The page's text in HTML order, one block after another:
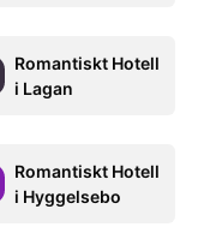
Romantiskt Hotell
i Lagan
Romantiskt Hotell
i Hyggelsebo